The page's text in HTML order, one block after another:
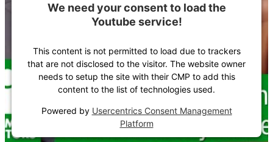
We need your consent to load the
Youtube service!
This content is not permitted to load due to trackers
that are not disclosed to the visitor. The website owner
needs to setup the site with their CMP to add this
content to the list of technologies used.
Powered by Usercentrics Consent Management
Platform